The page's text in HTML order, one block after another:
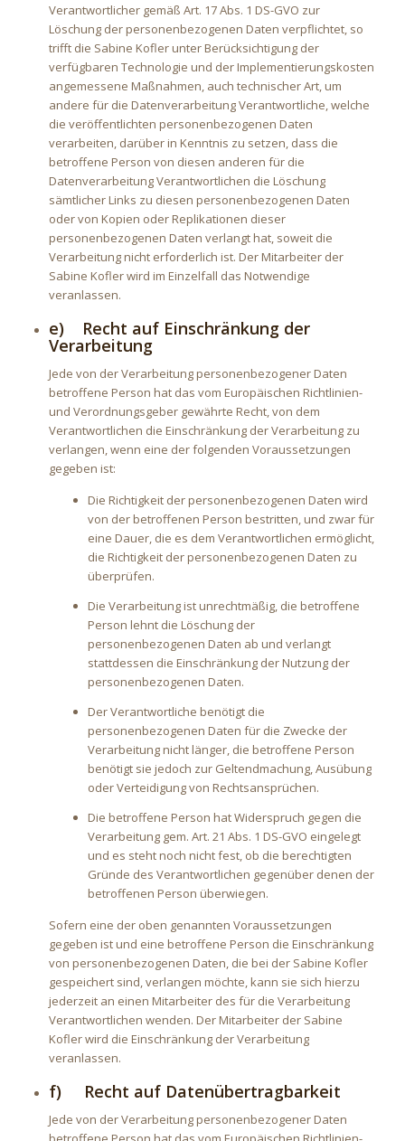
Verantwortlicher gemäß Art. 17 Abs. 1 DS-GVO zur
Löschung der personenbezogenen Daten verpflichtet, so
trifft die Sabine Kofler unter Berücksichtigung der
verfügbaren Technologie und der Implementierungskosten
angemessene Maßnahmen, auch technischer Art, um
andere für die Datenverarbeitung Verantwortliche, welche
die veröffentlichten personenbezogenen Daten
verarbeiten, darüber in Kenntnis zu setzen, dass die
betroffene Person von diesen anderen für die
Datenverarbeitung Verantwortlichen die Löschung
sämtlicher Links zu diesen personenbezogenen Daten
oder von Kopien oder Replikationen dieser
personenbezogenen Daten verlangt hat, soweit die
Verarbeitung nicht erforderlich ist. Der Mitarbeiter der
Sabine Kofler wird im Einzelfall das Notwendige
veranlassen.
e) Recht auf Einschränkung der
Verarbeitung
Jede von der Verarbeitung personenbezogener Daten
betroffene Person hat das vom Europäischen Richtlinien-
und Verordnungsgeber gewährte Recht, von dem
Verantwortlichen die Einschränkung der Verarbeitung zu
verlangen, wenn eine der folgenden Voraussetzungen
gegeben ist:
Die Richtigkeit der personenbezogenen Daten wird
von der betroffenen Person bestritten, und zwar für
eine Dauer, die es dem Verantwortlichen ermöglicht,
die Richtigkeit der personenbezogenen Daten zu
überprüfen.
Die Verarbeitung ist unrechtmäßig, die betroffene
Person lehnt die Löschung der
personenbezogenen Daten ab und verlangt
stattdessen die Einschränkung der Nutzung der
personenbezogenen Daten.
Der Verantwortliche benötigt die
personenbezogenen Daten für die Zwecke der
Verarbeitung nicht länger, die betroffene Person
benötigt sie jedoch zur Geltendmachung, Ausübung
oder Verteidigung von Rechtsansprüchen.
Die betroffene Person hat Widerspruch gegen die
Verarbeitung gem. Art. 21 Abs. 1 DS-GVO eingelegt
und es steht noch nicht fest, ob die berechtigten
Gründe des Verantwortlichen gegenüber denen der
betroffenen Person überwiegen.
Sofern eine der oben genannten Voraussetzungen
gegeben ist und eine betroffene Person die Einschränkung
von personenbezogenen Daten, die bei der Sabine Kofler
gespeichert sind, verlangen möchte, kann sie sich hierzu
jederzeit an einen Mitarbeiter des für die Verarbeitung
Verantwortlichen wenden. Der Mitarbeiter der Sabine
Kofler wird die Einschränkung der Verarbeitung
veranlassen.
f) Recht auf Datenübertragbarkeit
Jede von der Verarbeitung personenbezogener Daten